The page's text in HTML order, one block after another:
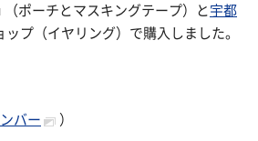
（ポーチとマスキングテープ）と 宇都
ップ（イヤリング）で購入しました。
バー ）